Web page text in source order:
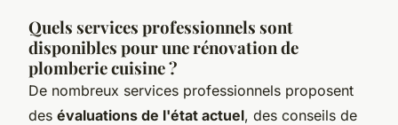
Quels services professionnels sont
disponibles pour une rénovation de
plomberie cuisine ?
De nombreux services professionnels proposent
des évaluations de l'état actuel, des conseils de